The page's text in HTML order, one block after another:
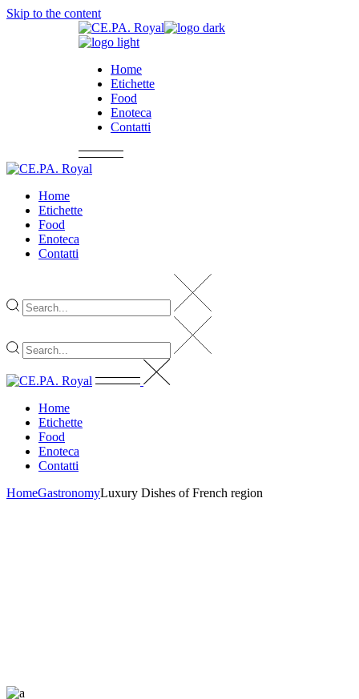
Skip to the content
Home
Etichette
Food
Enoteca
Contatti
Home
Etichette
Food
Enoteca
Contatti
Home
Etichette
Food
Enoteca
Contatti
HomeGastronomyLuxury Dishes of French region